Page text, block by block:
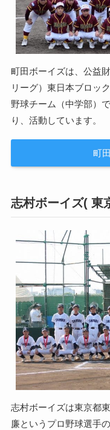
町田ボーイズは、公益
リーグ）東日本ブロッ
野球チーム（中学部）
り、活動しています。
町
志村ボーイズ( 東
志村ボーイズは東京都
廉というプロ野球選手